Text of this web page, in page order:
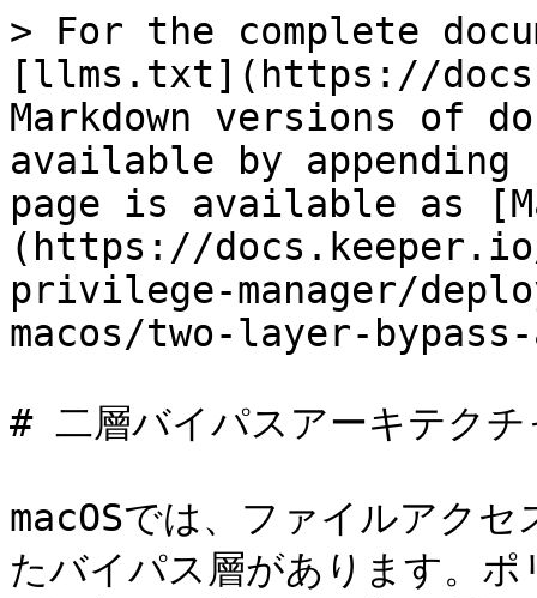
> For the complete
[llms.txt](https://
Markdown versions of
available by
page is available as
(https://
privilege-manager/
macos/two-layer-
# 二層バイパスアーキテクチ
macOSでは、ファイルアク
たバイパス層があります。